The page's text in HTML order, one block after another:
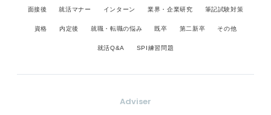
面接後 就活マナー インターン 業界・企業研究 筆記試験対策
資格 内定後 就職・転職の悩み 既卒 第二新卒 その他
就活Q&A SPI練習問題
Adviser